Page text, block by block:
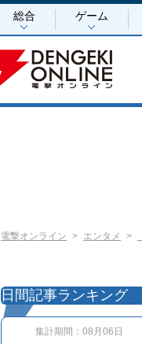
総合 ゲーム
電撃オンライン エンタメ
日間記事ランキング
集計期間： 08月06日